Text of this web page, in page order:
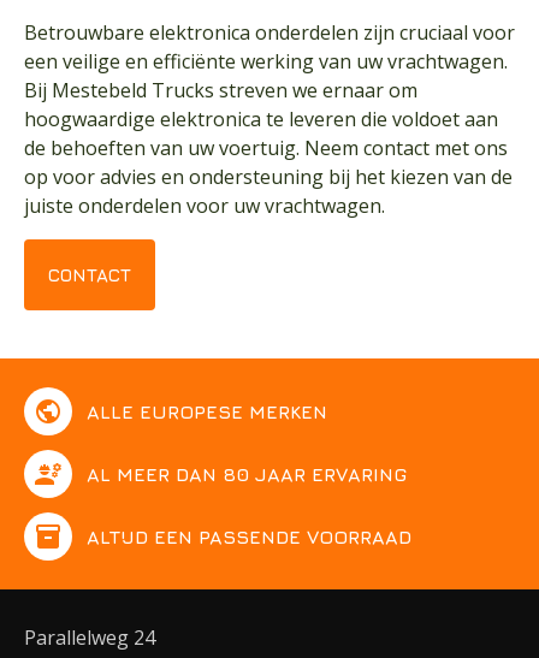
Betrouwbare elektronica onderdelen zijn cruciaal voor
een veilige en efficiënte werking van uw vrachtwagen.
Bij Mestebeld Trucks streven we ernaar om
hoogwaardige elektronica te leveren die voldoet aan
de behoeften van uw voertuig. Neem contact met ons
op voor advies en ondersteuning bij het kiezen van de
juiste onderdelen voor uw vrachtwagen.
CONTACT
public ALLE EUROPESE MERKEN
engineering AL MEER DAN 80 JAAR ERVARING
inventory ALTIJD EEN PASSENDE VOORRAAD
Parallelweg 24